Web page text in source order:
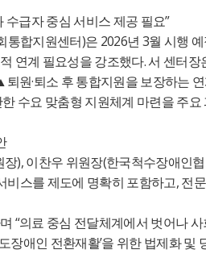
수급자 중심 서비스 제공 필요”
통합지원센터)은 2026년 3월 시행 예
연계 필요성을 강조했다.서 센터장
퇴원·퇴소 후 통합지원을 보장하는
수요 맞춤형 지원체계 마련을 주요
장), 이찬우 위원장(한국척수장애인
비스를 제도에 명확히 포함하고, 전
“의료 중심 전달체계에서 벗어나 사
장애인 전환재활’을 위한 법제화 및